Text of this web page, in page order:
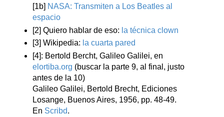
[1b] NASA: Transmiten a Los Beatles al
espacio
[2] Quiero hablar de eso: la técnica clown
[3] Wikipedia: la cuarta pared
[4]: Bertold Bercht, Galileo Galilei, en
elortiba.org (buscar la parte 9, al final, justo
antes de la 10)
Galileo Galilei, Bertold Brecht, Ediciones
Losange, Buenos Aires, 1956, pp. 48-49.
En Scribd.